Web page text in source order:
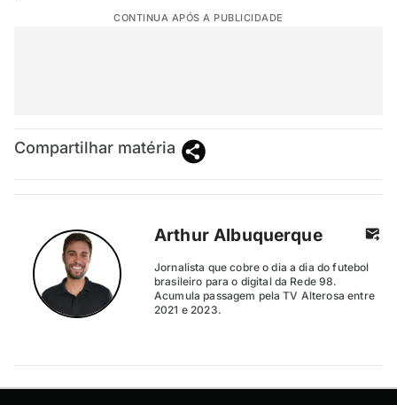
CONTINUA APÓS A PUBLICIDADE
Compartilhar matéria
Arthur Albuquerque
Jornalista que cobre o dia a dia do futebol
brasileiro para o digital da Rede 98.
Acumula passagem pela TV Alterosa entre
2021 e 2023.